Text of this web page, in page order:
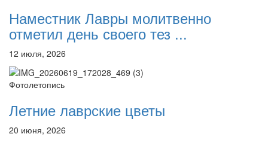
Наместник Лавры молитвенно
отметил день своего тез ...
12 июля, 2026
Фотолетопись
Летние лаврские цветы
20 июня, 2026